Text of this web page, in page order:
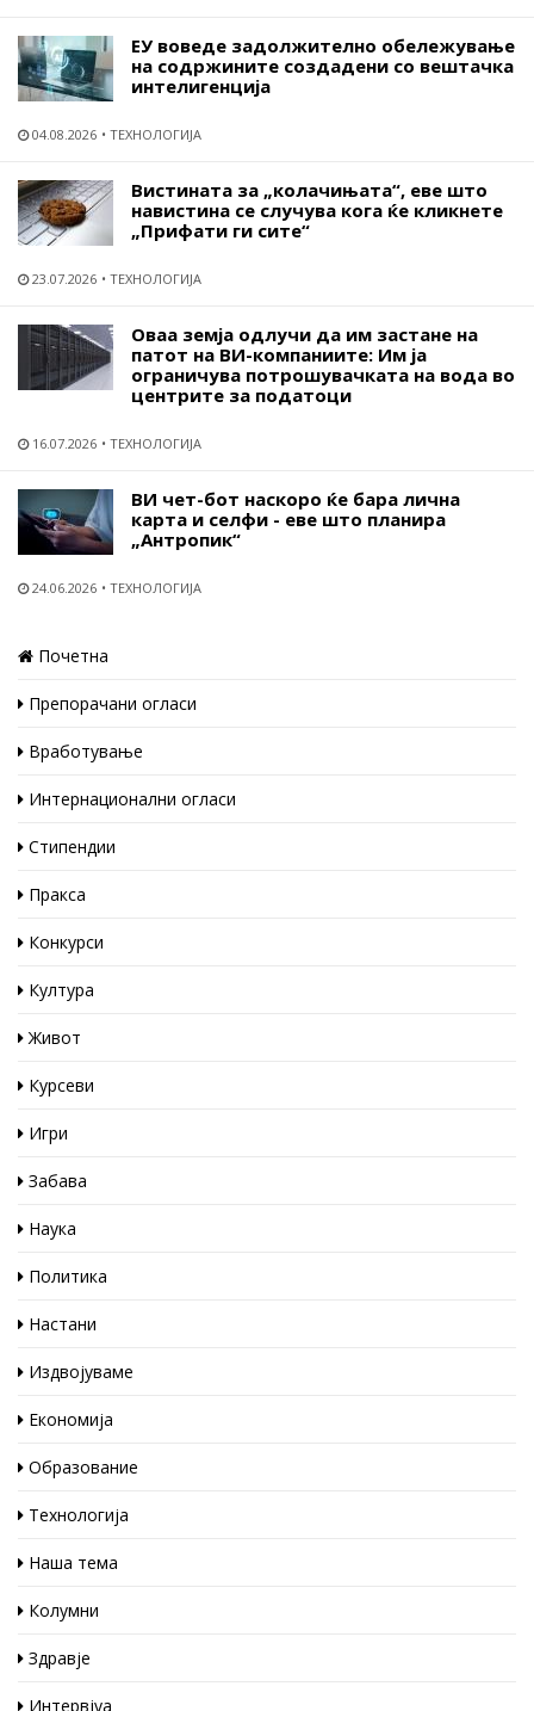
ЕУ воведе задолжително обележување
на содржините создадени со вештачка
интелигенција
04.08.2026 ТЕХНОЛОГИЈА
Вистината за „колачињата“, еве што
навистина се случува кога ќе кликнете
„Прифати ги сите“
23.07.2026 ТЕХНОЛОГИЈА
Оваа земја одлучи да им застане на
патот на ВИ-компаниите: Им ја
ограничува потрошувачката на вода во
центрите за податоци
16.07.2026 ТЕХНОЛОГИЈА
ВИ чет-бот наскоро ќе бара лична
карта и селфи - еве што планира
„Антропик“
24.06.2026 ТЕХНОЛОГИЈА
Почетна
Препорачани огласи
Вработување
Интернационални огласи
Стипендии
Пракса
Конкурси
Култура
Живот
Курсеви
Игри
Забава
Наука
Политика
Настани
Издвојуваме
Економија
Образование
Технологија
Наша тема
Колумни
Здравје
Интервјуа